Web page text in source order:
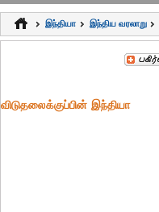
இந்தியா இந்திய வரலாறு
விடுதலைக்குப்பின் இந்தியா